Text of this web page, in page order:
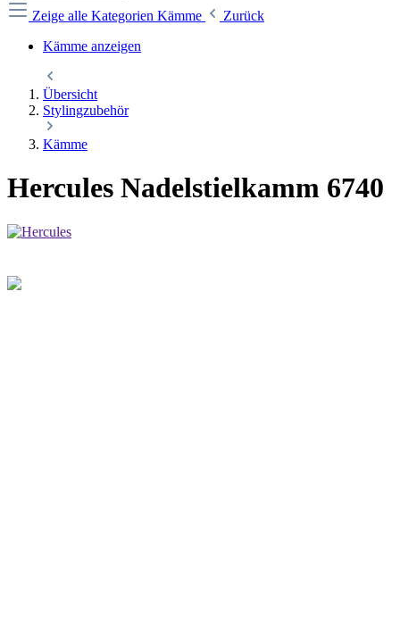
Zeige alle Kategorien Kämme
Zurück
Kämme anzeigen
Übersicht
Stylingzubehör
Kämme
Hercules Nadelstielkamm 6740